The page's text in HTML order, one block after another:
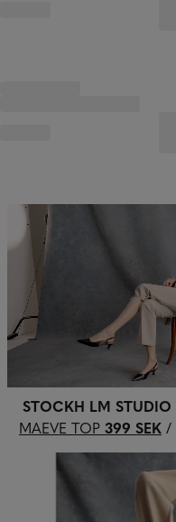
STOCKH LM STUDIO
MAEVE TOP 399 SEK /